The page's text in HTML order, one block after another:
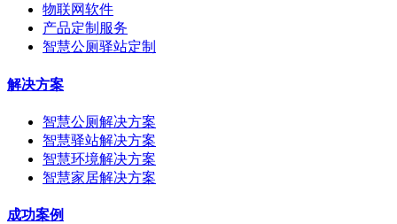
物联网软件
产品定制服务
智慧公厕驿站定制
解决方案
智慧公厕解决方案
智慧驿站解决方案
智慧环境解决方案
智慧家居解决方案
成功案例